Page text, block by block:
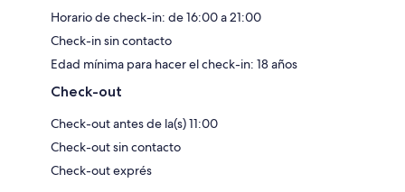
Horario de check-in: de 16:00 a 21:00
Check-in sin contacto
Edad mínima para hacer el check-in: 18 años
Check-out
Check-out antes de la(s) 11:00
Check-out sin contacto
Check-out exprés